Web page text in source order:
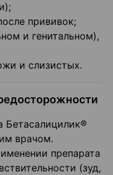
прививок;
и генитальном),
и слизистых.
Бетасалицилик®
врачом.
препарата
(зуд,